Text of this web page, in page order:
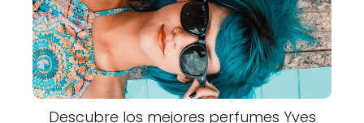
Descubre los mejores perfumes Yves